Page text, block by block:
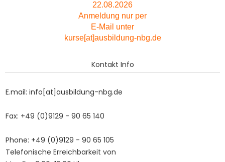
22.08.2026
Anmeldung nur per
E-Mail unter
kurse[at]ausbildung-nbg.de
Kontakt Info
E.mail: info[at]ausbildung-nbg.de
Fax: +49 (0)9129 - 90 65 140
Phone: +49 (0)9129 - 90 65 105
Telefonische Erreichbarkeit von